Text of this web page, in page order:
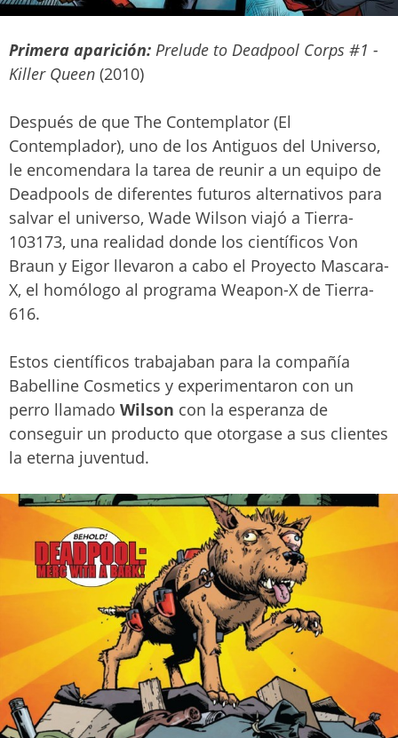
Primera aparición: Prelude to Deadpool Corps #1 -
Killer Queen (2010)
Después de que The Contemplator (El
Contemplador), uno de los Antiguos del Universo,
le encomendara la tarea de reunir a un equipo de
Deadpools de diferentes futuros alternativos para
salvar el universo, Wade Wilson viajó a Tierra-
103173, una realidad donde los científicos Von
Braun y Eigor llevaron a cabo el Proyecto Mascara-
X, el homólogo al programa Weapon-X de Tierra-
616.
Estos científicos trabajaban para la compañía
Babelline Cosmetics y experimentaron con un
perro llamado Wilson con la esperanza de
conseguir un producto que otorgase a sus clientes
la eterna juventud.